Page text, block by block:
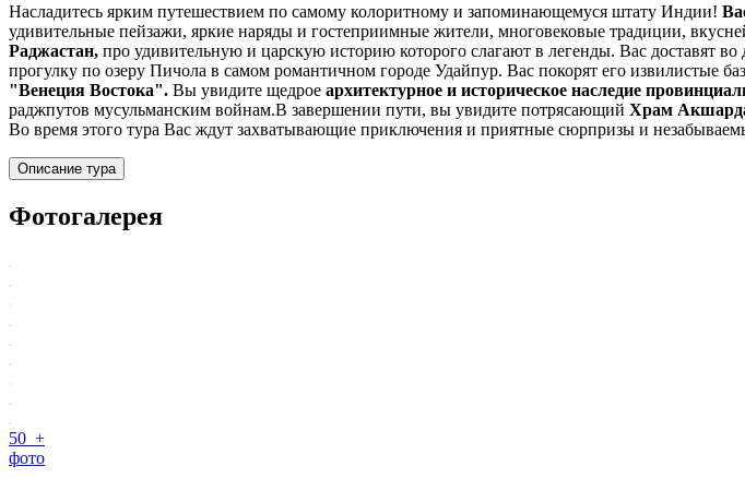
Насладитесь ярким путешествием по самому колоритному и запоминающемуся штату Индии!
удивительные пейзажи, яркие наряды и гостеприимные жители, многовековые традиции,
Раджастан, про удивительную и царскую историю которого слагают в легенды. Вас доставят
прогулку по озеру Пичола в самом романтичном городе Удайпур. Вас покорят его извилистые
"Венеция Востока". Вы увидите щедрое архитектурное и историческое наследие
раджпутов мусульманским войнам.В завершении пути, вы увидите потрясающий Храм
Во время этого тура Вас ждут захватывающие приключения и приятные сюрпризы и
Описание тура
Фотогалерея
50 +
фото